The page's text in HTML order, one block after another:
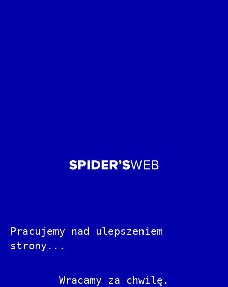
Pracujemy nad ulepszeniem
strony...
Wracamy za chwilę.